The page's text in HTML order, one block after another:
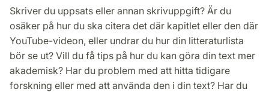
Skriver du uppsats eller annan skrivuppgift? Är du
osäker på hur du ska citera det där kapitlet eller den där
YouTube-videon, eller undrar du hur din litteraturlista
bör se ut? Vill du få tips på hur du kan göra din text mer
akademisk? Har du problem med att hitta tidigare
forskning eller med att använda den i din text? Har du